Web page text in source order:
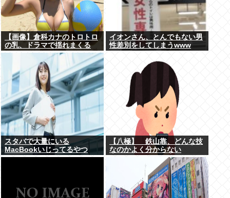
【画像】倉科カナのトロトロ
の乳、ドラマで揺れまくる
www
イオンさん、とんでもない男
性差別をしてしまうwww
スタバで大量にいる
MacBookいじってるやつ
www
【八極】 鉄山靠、どんな技
なのかよく分からない